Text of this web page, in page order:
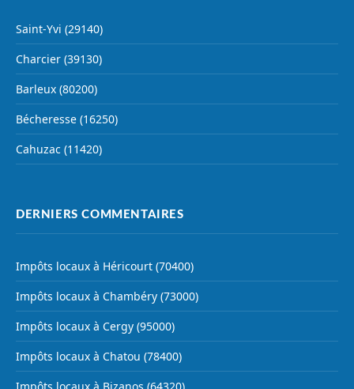
Saint-Yvi (29140)
Charcier (39130)
Barleux (80200)
Bécheresse (16250)
Cahuzac (11420)
DERNIERS COMMENTAIRES
Impôts locaux à Héricourt (70400)
Impôts locaux à Chambéry (73000)
Impôts locaux à Cergy (95000)
Impôts locaux à Chatou (78400)